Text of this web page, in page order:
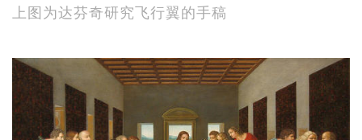
上图为达芬奇研究飞行翼的手稿